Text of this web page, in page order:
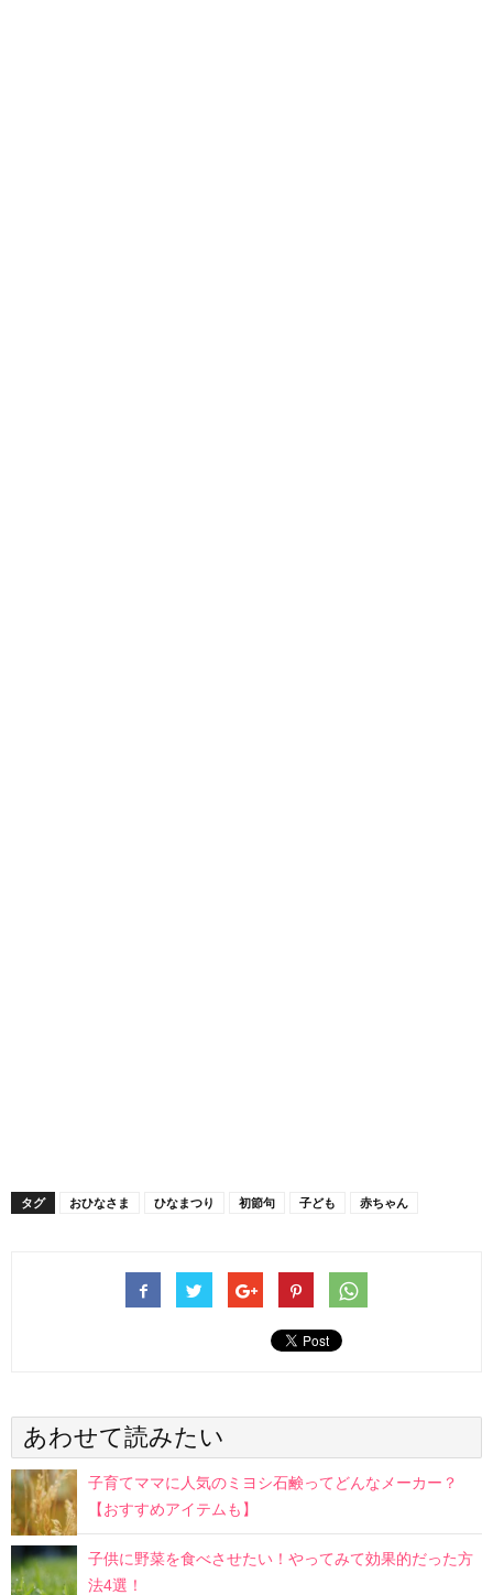
タグ おひなさま ひなまつり 初節句 子ども 赤ちゃん
あわせて読みたい
子育てママに人気のミヨシ石鹸ってどんなメーカー？
【おすすめアイテムも】
子供に野菜を食べさせたい！やってみて効果的だった方
法4選！